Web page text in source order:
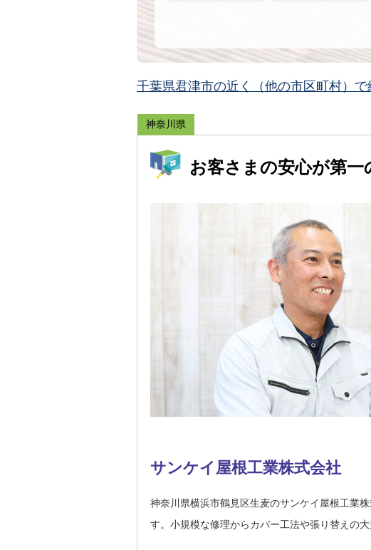
千葉県君津市の近く（他の市区町村）で
神奈川県
お客さまの安心が第一
サンケイ屋根工業株式会社
神奈川県横浜市鶴見区生麦のサンケイ屋根工業
す。小規模な修理からカバー工法や張り替えの